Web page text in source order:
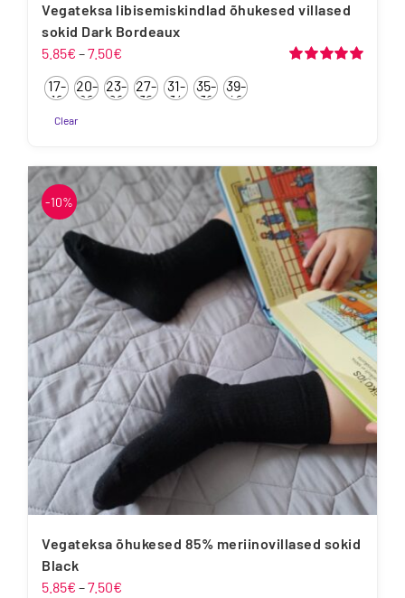
Vegateksa libisemiskindlad õhukesed villased
sokid Dark Bordeaux
5.85€ –7.50€
5.85€
kuni
17-
19
20-
22
23-
26
27-
30
31-
34
35-
38
39-
42
Clear
tootel
on
mitu
varianti.
Valikuid
saab
teha
tootelehel.
-10%
Vegateksa õhukesed 85% meriinovillased sokid
Black
5.85€ –7.50€